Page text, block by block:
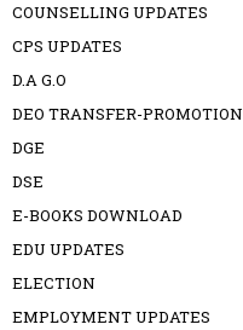
COUNSELLING UPDATES
CPS UPDATES
D.A G.O
DEO TRANSFER-PROMOTION
DGE
DSE
E-BOOKS DOWNLOAD
EDU UPDATES
ELECTION
EMPLOYMENT UPDATES